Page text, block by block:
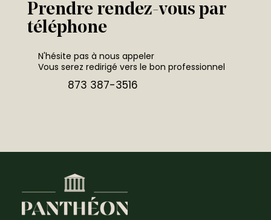
Prendre rendez-vous par
téléphone
N'hésite pas à nous appeler
Vous serez redirigé vers le bon professionnel
873 387-3516